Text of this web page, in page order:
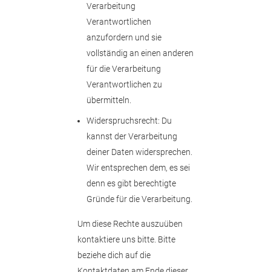
Verarbeitung
Verantwortlichen
anzufordern und sie
vollständig an einen anderen
für die Verarbeitung
Verantwortlichen zu
übermitteln.
Widerspruchsrecht: Du
kannst der Verarbeitung
deiner Daten widersprechen.
Wir entsprechen dem, es sei
denn es gibt berechtigte
Gründe für die Verarbeitung.
Um diese Rechte auszuüben
kontaktiere uns bitte. Bitte
beziehe dich auf die